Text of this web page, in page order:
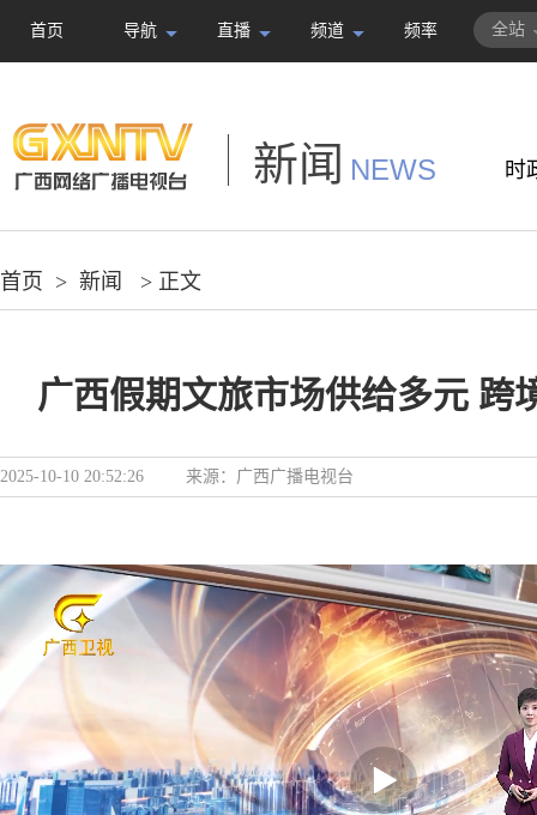
首页 导航 直播 频道 频率 全站
新闻 NEWS 时
首页 > 新闻 > 正文
广西假期文旅市场供给多元 跨
2025-10-10 20:52:26 来源： 广西广播电视台